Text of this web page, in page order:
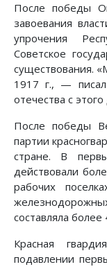
После победы
завоевания
упрочения
Советское
существования.
1917 г., —
отечества с
После победы
партии
стране. В
действовали
рабочих
составляла
Красная
подавлении